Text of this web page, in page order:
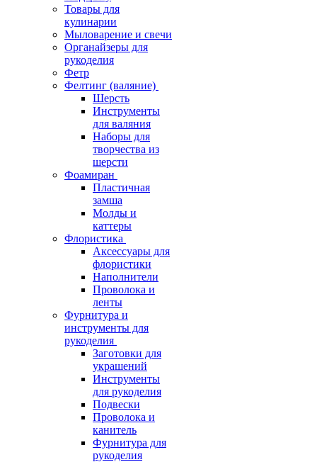
Товары для
кулинарии
Мыловарение и свечи
Органайзеры для
рукоделия
Фетр
Фелтинг (валяние)
Шерсть
Инструменты
для валяния
Наборы для
творчества из
шерсти
Фоамиран
Пластичная
замша
Молды и
каттеры
Флористика
Аксессуары для
флористики
Наполнители
Проволока и
ленты
Фурнитура и
инструменты для
рукоделия
Заготовки для
украшений
Инструменты
для рукоделия
Подвески
Проволока и
канитель
Фурнитура для
рукоделия